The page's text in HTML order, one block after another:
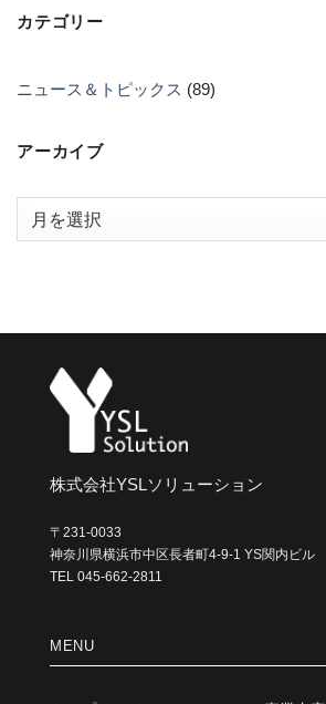
カテゴリー
ニュース＆トピックス (89)
アーカイブ
ー
ブ
株式会社YSLソリューション
〒231-0033
神奈川県横浜市中区長者町4-9-1 YS関内ビル
TEL 045-662-2811
MENU